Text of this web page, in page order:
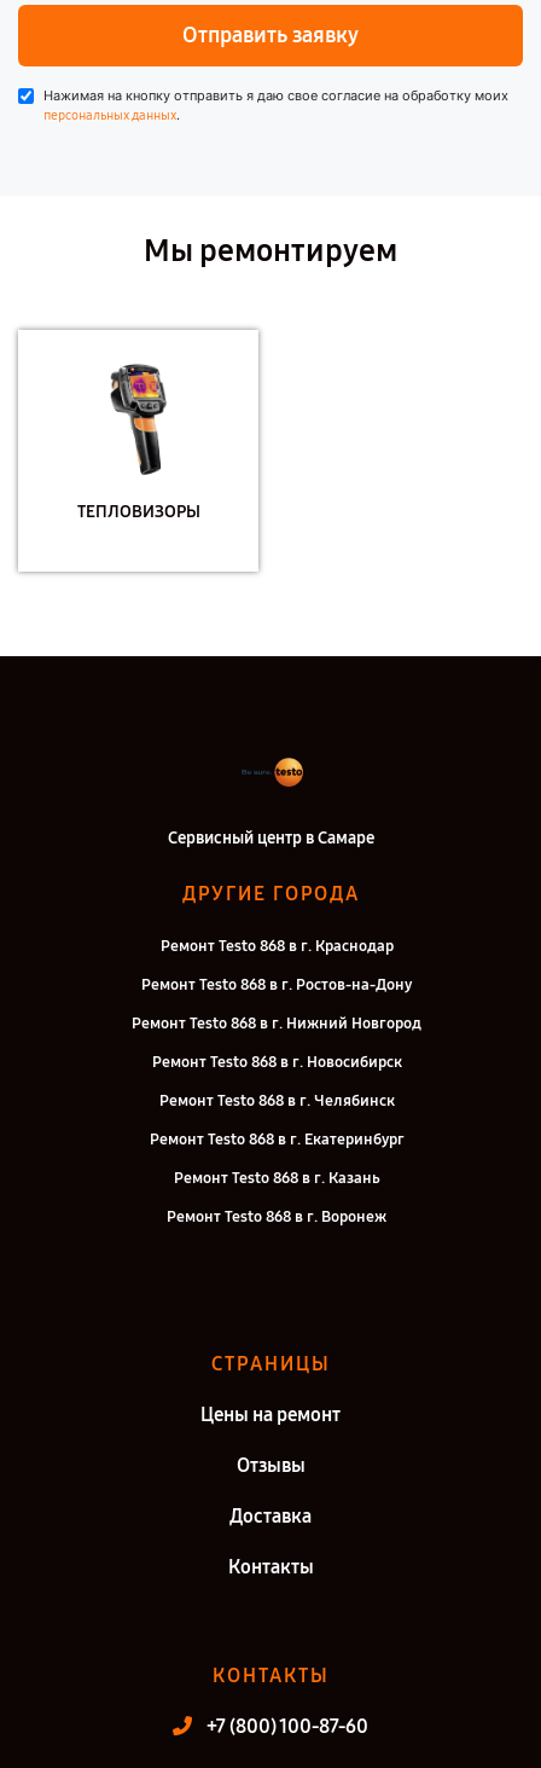
Отправить заявку
Нажимая на кнопку отправить я даю свое согласие на обработку моих
персональных данных.
Мы ремонтируем
ТЕПЛОВИЗОРЫ
Сервисный центр в Самаре
ДРУГИЕ ГОРОДА
Ремонт Testo 868 в г. Краснодар
Ремонт Testo 868 в г. Ростов-на-Дону
Ремонт Testo 868 в г. Нижний Новгород
Ремонт Testo 868 в г. Новосибирск
Ремонт Testo 868 в г. Челябинск
Ремонт Testo 868 в г. Екатеринбург
Ремонт Testo 868 в г. Казань
Ремонт Testo 868 в г. Воронеж
Ремонт Testo 868 в г. Санкт-Петербург
СТРАНИЦЫ
Цены на ремонт
Отзывы
Доставка
Контакты
КОНТАКТЫ
+7 (800) 100-87-60